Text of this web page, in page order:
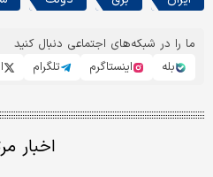
ما را در شبکه‌های اجتماعی دنبال کنید
بله
اینستاگرم تلگرام
اخبار